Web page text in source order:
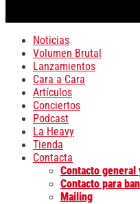
Noticias
Volumen Brutal
Lanzamientos
Cara a Cara
Artículos
Conciertos
Podcast
La Heavy
Tienda
Contacta
Contacto general
Contacto para
Mailing